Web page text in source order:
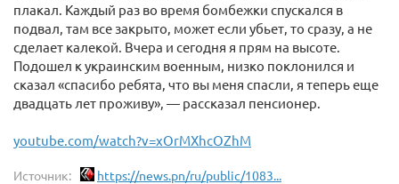
плакал. Каждый раз во время бомбежки спускался в
подвал, там все закрыто, может если убьет, то сразу, а не
сделает калекой. Вчера и сегодня я прям на высоте.
Подошел к украинским военным, низко поклонился и
сказал «спасибо ребята, что вы меня спасли, я теперь еще
двадцать лет проживу», — рассказал пенсионер.
youtube.com/watch?v=xOrMXhcOZhM
Источник: https://news.pn/ru/public/1083...